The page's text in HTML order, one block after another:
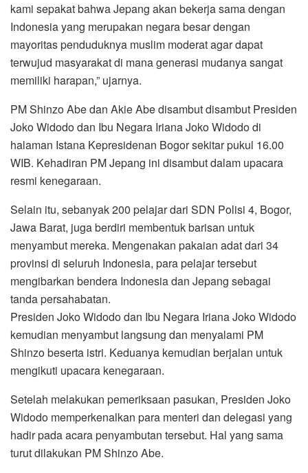
kami sepakat bahwa Jepang akan bekerja sama dengan
Indonesia yang merupakan negara besar dengan
mayoritas penduduknya muslim moderat agar dapat
terwujud masyarakat di mana generasi mudanya sangat
memiliki harapan,” ujarnya.
PM Shinzo Abe dan Akie Abe disambut disambut Presiden
Joko Widodo dan Ibu Negara Iriana Joko Widodo di
halaman Istana Kepresidenan Bogor sekitar pukul 16.00
WIB. Kehadiran PM Jepang ini disambut dalam upacara
resmi kenegaraan.
Selain itu, sebanyak 200 pelajar dari SDN Polisi 4, Bogor,
Jawa Barat, juga berdiri membentuk barisan untuk
menyambut mereka. Mengenakan pakaian adat dari 34
provinsi di seluruh Indonesia, para pelajar tersebut
mengibarkan bendera Indonesia dan Jepang sebagai
tanda persahabatan.
Presiden Joko Widodo dan Ibu Negara Iriana Joko Widodo
kemudian menyambut langsung dan menyalami PM
Shinzo beserta istri. Keduanya kemudian berjalan untuk
mengikuti upacara kenegaraan.
Setelah melakukan pemeriksaan pasukan, Presiden Joko
Widodo memperkenalkan para menteri dan delegasi yang
hadir pada acara penyambutan tersebut. Hal yang sama
turut dilakukan PM Shinzo Abe.